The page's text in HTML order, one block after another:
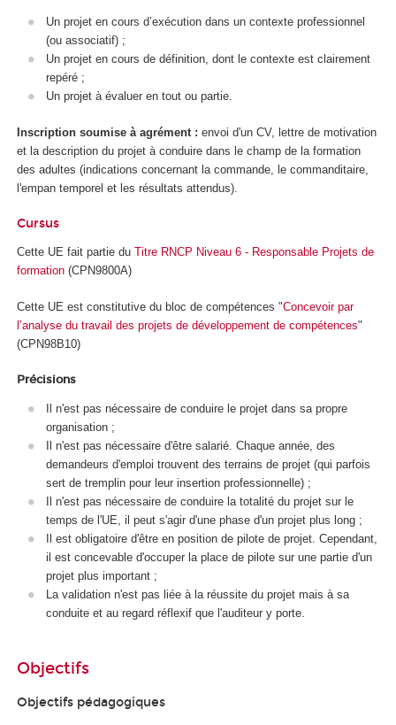
Un projet en cours d’exécution dans un contexte professionnel
(ou associatif) ;
Un projet en cours de définition, dont le contexte est clairement
repéré ;
Un projet à évaluer en tout ou partie.
Inscription soumise à agrément : envoi d'un CV, lettre de motivation
et la description du projet à conduire dans le champ de la formation
des adultes (indications concernant la commande, le commanditaire,
l'empan temporel et les résultats attendus).
Cursus
Cette UE fait partie du Titre RNCP Niveau 6 - Responsable Projets de
formation (CPN9800A)
Cette UE est constitutive du bloc de compétences "Concevoir par
l’analyse du travail des projets de développement de compétences"
(CPN98B10)
Précisions
Il n'est pas nécessaire de conduire le projet dans sa propre
organisation ;
Il n'est pas nécessaire d'être salarié. Chaque année, des
demandeurs d'emploi trouvent des terrains de projet (qui parfois
sert de tremplin pour leur insertion professionnelle) ;
Il n'est pas nécessaire de conduire la totalité du projet sur le
temps de l'UE, il peut s'agir d'une phase d'un projet plus long ;
Il est obligatoire d'être en position de pilote de projet. Cependant,
il est concevable d'occuper la place de pilote sur une partie d'un
projet plus important ;
La validation n'est pas liée à la réussite du projet mais à sa
conduite et au regard réflexif que l'auditeur y porte.
Objectifs
Objectifs pédagogiques